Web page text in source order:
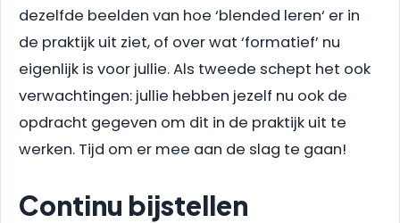
dezelfde beelden van hoe ‘blended leren‘ er in
de praktijk uit ziet, of over wat ‘formatief’ nu
eigenlijk is voor jullie. Als tweede schept het ook
verwachtingen: jullie hebben jezelf nu ook de
opdracht gegeven om dit in de praktijk uit te
werken. Tijd om er mee aan de slag te gaan!
Continu bijstellen